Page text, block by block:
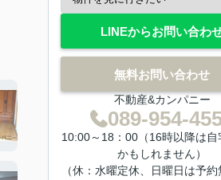
LINEからお問い合わ
無料お問い合わせ
不動産&カンパニー
089-954-
10:00～18：00（16時以降は自
かもしれません）
（休：水曜定休、日曜日は予約